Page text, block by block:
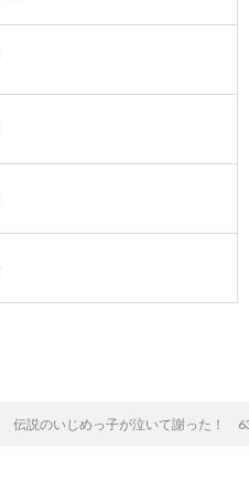
伝説のいじめっ子が泣いて謝った！